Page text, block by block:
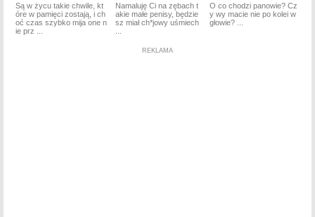
Są w życu takie chwile, kt
óre w pamięci zostają, i ch
oć czas szybko mija one n
ie prz ...
Namaluję Ci na zębach t
akie małe penisy, będzie
sz miał ch*jowy uśmiech
O co chodzi panowie? Cz
y wy macie nie po kolei w
głowie? ...
REKLAMA